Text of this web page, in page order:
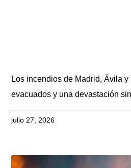
Los incendios de Madrid, Ávila
evacuados y una devastación
julio 27, 2026